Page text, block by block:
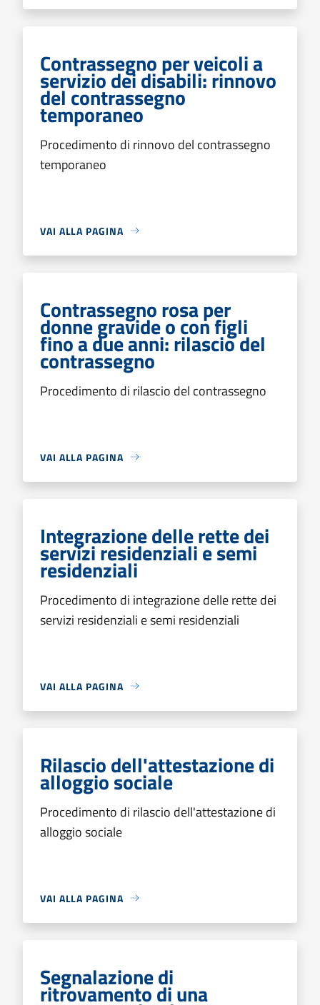
Contrassegno per veicoli a
servizio dei disabili: rinnovo
del contrassegno
temporaneo
Procedimento di rinnovo del contrassegno
temporaneo
VAI ALLA PAGINA
Contrassegno rosa per
donne gravide o con figli
fino a due anni: rilascio del
contrassegno
Procedimento di rilascio del contrassegno
VAI ALLA PAGINA
Integrazione delle rette dei
servizi residenziali e semi
residenziali
Procedimento di integrazione delle rette dei
servizi residenziali e semi residenziali
VAI ALLA PAGINA
Rilascio dell'attestazione di
alloggio sociale
Procedimento di rilascio dell'attestazione di
alloggio sociale
VAI ALLA PAGINA
Segnalazione di
ritrovamento di una